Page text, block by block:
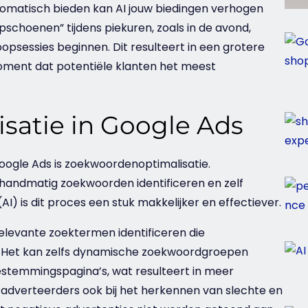
bieden kan AI jouw biedingen verhogen
tijdens piekuren, zoals in de avond,
beginnen. Dit resulteert in een grotere
dat potentiële klanten het meest
in Google Ads
Ads is zoekwoordenoptimalisatie.
zoekwoorden identificeren en zelf
is dit proces een stuk makkelijker en effectiever.
zoektermenidentificeren die
kan zelfs dynamische zoekwoordgroepen
wat resulteert in meer
ook bij het herkennen van slechte en